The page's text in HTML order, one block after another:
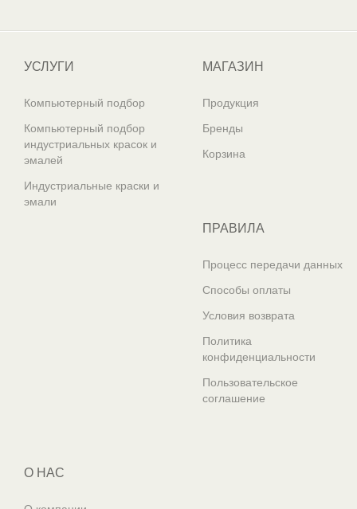
УСЛУГИ
Компьютерный подбор
Компьютерный подбор
индустриальных красок и
эмалей
Индустриальные краски и
эмали
МАГАЗИН
Продукция
Бренды
Корзина
ПРАВИЛА
Процесс передачи данных
Способы оплаты
Условия возврата
Политика
конфиденциальности
Пользовательское
соглашение
О НАС